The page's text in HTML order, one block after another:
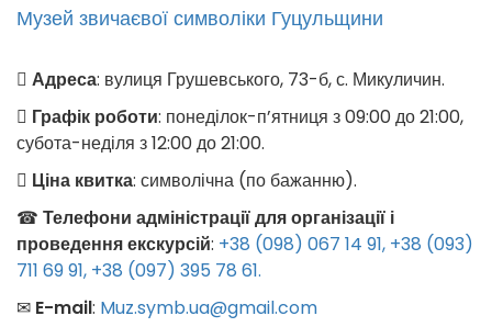
Музей звичаєвої символіки Гуцульщини
Адреса: вулиця Грушевського, 73-б, с. Микуличин.
Графік роботи: понеділок-п’ятниця з 09:00 до 21:00,
субота-неділя з 12:00 до 21:00.
Ціна квитка: символічна (по бажанню).
☎ Телефони адміністрації для організації і
проведення екскурсій: +38 (098) 067 14 91, +38 (093)
711 69 91, +38 (097) 395 78 61.
✉ E-mail: Muz.symb.ua@gmail.com